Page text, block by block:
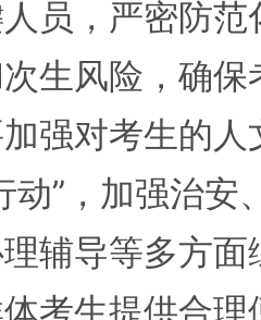
员，严密防
生风险，确
强对考生的
动”，加强治安
辅导等多方
考生提供合